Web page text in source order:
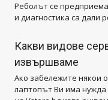
Реболът се
и диагностика са дали
Какви видове
извършваме
Ако забележите някои
лаптопът Ви има нужда